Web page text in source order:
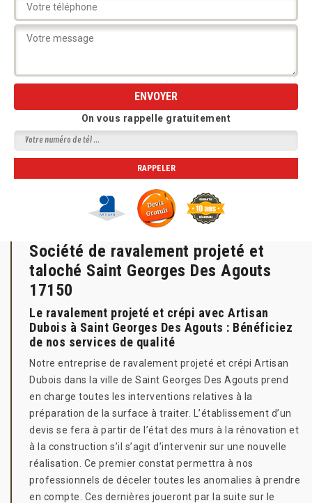
On vous rappelle gratuitement
Société de ravalement projeté et
taloché Saint Georges Des Agouts
17150
Le ravalement projeté et crépi avec Artisan
Dubois à Saint Georges Des Agouts : Bénéficiez
de nos services de qualité
Notre entreprise de ravalement projeté et crépi Artisan
Dubois dans la ville de Saint Georges Des Agouts prend
en charge toutes les interventions relatives à la
préparation de la surface à traiter. L’établissement d’un
devis se fera à partir de l’état des murs à la rénovation et
à la construction s’il s’agit d’intervenir sur une nouvelle
réalisation. Ce premier constat permettra à nos
professionnels de déceler toutes les anomalies à prendre
en compte. Ces dernières joueront par la suite sur le